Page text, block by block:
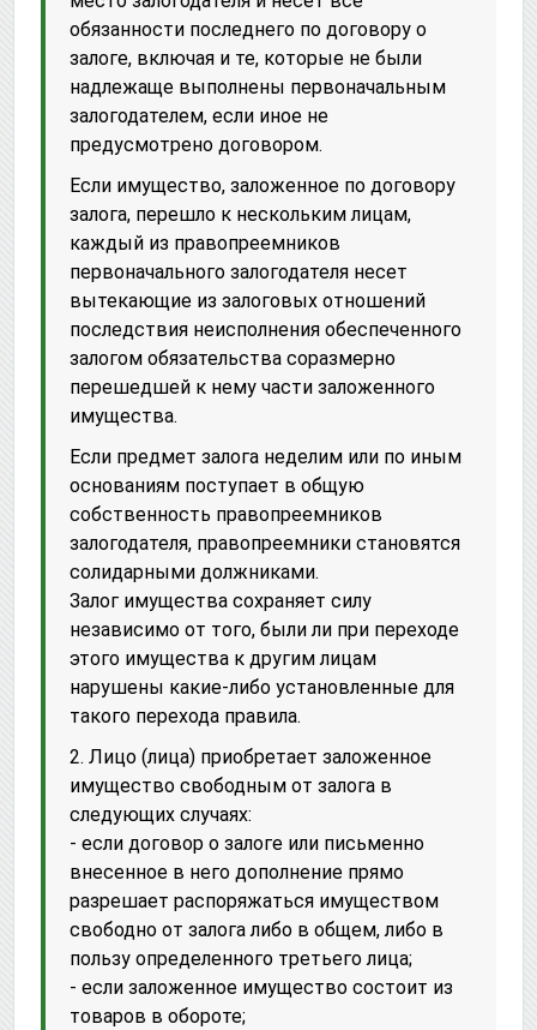
обязанности последнего по договору о
залоге, включая и те, которые не были
надлежаще выполнены первоначальным
залогодателем, если иное не
предусмотрено договором.
Если имущество, заложенное по договору
залога, перешло к нескольким лицам,
каждый из правопреемников
первоначального залогодателя несет
вытекающие из залоговых отношений
последствия неисполнения обеспеченного
залогом обязательства соразмерно
перешедшей к нему части заложенного
имущества.
Если предмет залога неделим или по иным
основаниям поступает в общую
собственность правопреемников
залогодателя, правопреемники становятся
солидарными должниками.
Залог имущества сохраняет силу
независимо от того, были ли при переходе
этого имущества к другим лицам
нарушены какие-либо установленные для
такого перехода правила.
2. Лицо (лица) приобретает заложенное
имущество свободным от залога в
следующих случаях:
- если договор о залоге или письменно
внесенное в него дополнение прямо
разрешает распоряжаться имуществом
свободно от залога либо в общем, либо в
пользу определенного третьего лица;
- если заложенное имущество состоит из
товаров в обороте;